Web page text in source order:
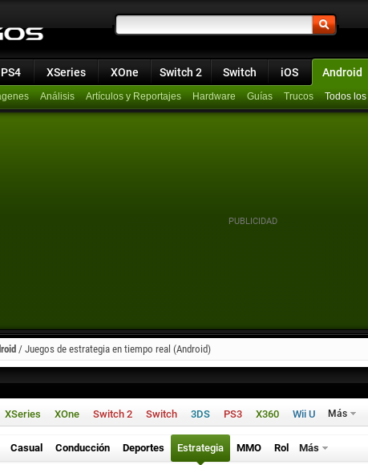
PS4 XSeries XOne Switch 2 Switch iOS Android
Análisis Artículos y Reportajes Hardware Guías Trucos Todos
/ Juegos de estrategia en tiempo real (Android)
XSeries XOne Switch 2 Switch 3DS PS3 X360 Wii U Más
Casual Conducción Deportes Estrategia MMO Rol Más